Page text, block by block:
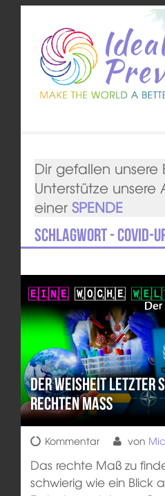
Dir gefallen unsere
Unterstütze
einer SPENDE
Schlagwort - Covid-
Der Weisheit letzter
rechten Maß
Kommentar von
Das rechte Maß zu
schwierig wie ein Blick